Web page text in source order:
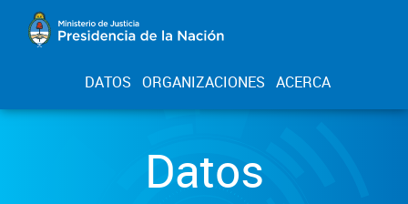
DATOS ORGANIZACIONES ACERCA
Datos